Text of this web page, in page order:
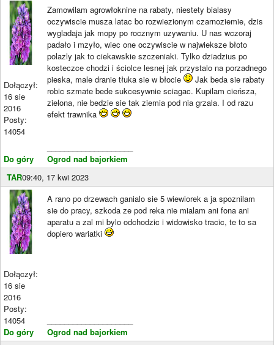
Dołączył:
16 sie
2016
Posty:
14054
Do góry
Zamowilam agrowłoknine na rabaty, niestety bialasy
oczywiscie musza latac bo rozwiezionym czarnoziemie, dzis
wygladaja jak mopy po rocznym uzywaniu. U nas wczoraj
padało i mzyło, wiec one oczywiscie w najwieksze błoto
polazly jak to ciekawskie szczeniaki. Tylko dziadzius po
kosteczce chodzi i ściolce lesnej jak przystalo na porzadnego
pieska, male dranie tłuka sie w błocie
Jak beda sie rabaty
robic szmate bede sukcesywnie sciagac. Kupilam cieńsza,
zielona, nie bedzie sie tak ziemia pod nia grzala. I od razu
efekt trawnika
Ogrod nad bajorkiem
TAR09:40, 17 kwi 2023
Dołączył:
16 sie
2016
Posty:
14054
Do góry
A rano po drzewach ganialo sie 5 wiewiorek a ja spoznilam
sie do pracy, szkoda ze pod reka nie mialam ani fona ani
aparatu a zal mi bylo odchodzic i widowisko tracic, te to sa
dopiero wariatki
Ogrod nad bajorkiem